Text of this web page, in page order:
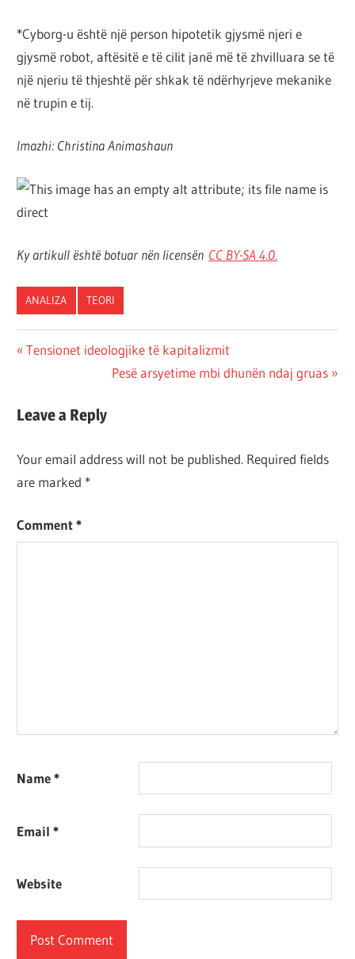
*Cyborg-u është një person hipotetik gjysmë njeri e
gjysmë robot, aftësitë e të cilit janë më të zhvilluara se të
një njeriu të thjeshtë për shkak të ndërhyrjeve mekanike
në trupin e tij.
Imazhi: Christina Animashaun
Ky artikull është botuar nën licensën CC BY-SA 4.0.
ANALIZA TEORI
Post
navigation
Previous
Tensionet ideologjike të kapitalizmit
Next
Pesë arsyetime mbi dhunën ndaj gruas
Leave a Reply
Your email address will not be published. Required fields
are marked *
Comment*
Name*
Email*
Website